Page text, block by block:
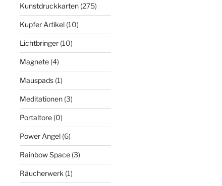
Kunstdruckkarten (275)
Kupfer Artikel (10)
Lichtbringer (10)
Magnete (4)
Mauspads (1)
Meditationen (3)
Portaltore (0)
Power Angel (6)
Rainbow Space (3)
Räucherwerk (1)